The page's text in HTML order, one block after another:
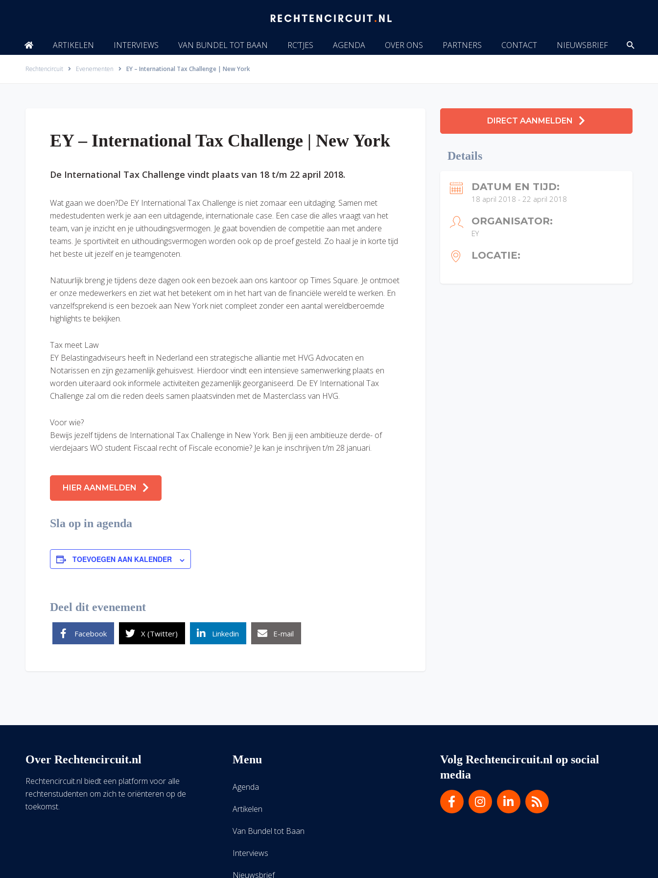
ARTIKELEN INTERVIEWS VAN BUNDEL TOT BAAN RC’TJES AGENDA OVER ONS PARTNERS CONTACT NIEUWSBRIEF
Rechtencircuit Evenementen EY – International Tax Challenge | New York
EY – International Tax Challenge | New York
De International Tax Challenge vindt plaats van 18 t/m 22 april 2018.
Wat gaan we doen?De EY International Tax Challenge is niet zomaar een uitdaging. Samen met
medestudenten werk je aan een uitdagende, internationale case. Een case die alles vraagt van het
team, van je inzicht en je uithoudingsvermogen. Je gaat bovendien de competitie aan met andere
teams. Je sportiviteit en uithoudingsvermogen worden ook op de proef gesteld. Zo haal je in korte tijd
het beste uit jezelf en je teamgenoten.
Natuurlijk breng je tijdens deze dagen ook een bezoek aan ons kantoor op Times Square. Je ontmoet
er onze medewerkers en ziet wat het betekent om in het hart van de financiële wereld te werken. En
vanzelfsprekend is een bezoek aan New York niet compleet zonder een aantal wereldberoemde
highlights te bekijken.
Tax meet Law
EY Belastingadviseurs heeft in Nederland een strategische alliantie met HVG Advocaten en
Notarissen en zijn gezamenlijk gehuisvest. Hierdoor vindt een intensieve samenwerking plaats en
worden uiteraard ook informele activiteiten gezamenlijk georganiseerd. De EY International Tax
Challenge zal om die reden deels samen plaatsvinden met de Masterclass van HVG.
Voor wie?
Bewijs jezelf tijdens de International Tax Challenge in New York. Ben jij een ambitieuze derde- of
vierdejaars WO student Fiscaal recht of Fiscale economie? Je kan je inschrijven t/m 28 januari.
HIER AANMELDEN
Sla op in agenda
TOEVOEGEN AAN KALENDER
Deel dit evenement
Facebook X (Twitter) Linkedin E-mail
DIRECT AANMELDEN
Details
DATUM EN TIJD:
18 april 2018 - 22 april 2018
ORGANISATOR:
EY
LOCATIE:
Over Rechtencircuit.nl
Rechtencircuit.nl biedt een platform voor alle
rechtenstudenten om zich te oriënteren op de
toekomst.
Menu
Agenda
Artikelen
Van Bundel tot Baan
Interviews
Nieuwsbrief
Volg Rechtencircuit.nl op social
media